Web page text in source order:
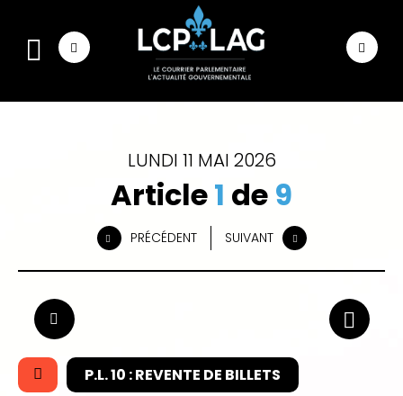
LUNDI 11 MAI 2026
Article1 de 9
PRÉCÉDENT SUIVANT
P.L. 10 : REVENTE DE BILLETS